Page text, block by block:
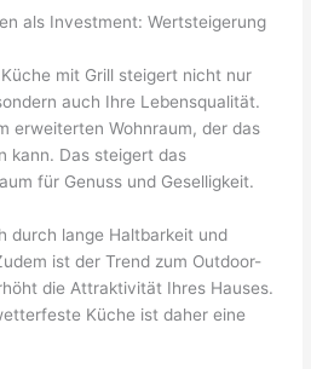
als Investment: Wertsteigerung
mit Grill steigert nicht nur
auch Ihre Lebensqualität.
erweiterten Wohnraum, der das
kann. Das steigert das
für Genuss und Geselligkeit.
durch lange Haltbarkeit und
ist der Trend zum Outdoor-
die Attraktivität Ihres Hauses.
Küche ist daher eine